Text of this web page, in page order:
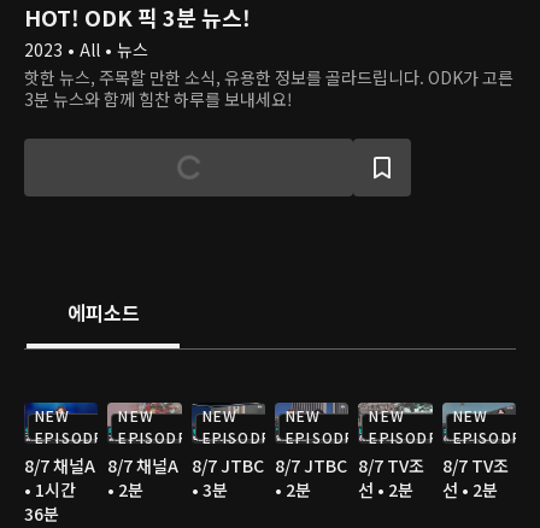
HOT! ODK 픽 3분 뉴스!
2023 • All • 뉴스
핫한 뉴스, 주목할 만한 소식, 유용한 정보를 골라드립니다. ODK가 고른
3분 뉴스와 함께 힘찬 하루를 보내세요!
에피소드
NEW
EPISODE
8/7 채널A
• 1시간
36분
NEW
EPISODE
8/7 채널A
• 2분
NEW
EPISODE
8/7 JTBC
• 3분
NEW
EPISODE
8/7 JTBC
• 2분
NEW
EPISODE
8/7 TV조
선 • 2분
NEW
EPISODE
8/7 TV조
선 • 2분